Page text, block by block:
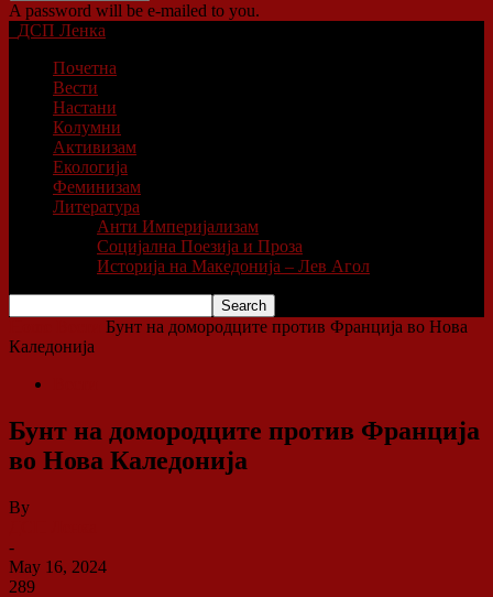
A password will be e-mailed to you.
ДСП Ленка
Почетна
Вести
Настани
Колумни
Активизам
Екологија
Феминизам
Литература
Анти Империјализам
Социјална Поезија и Проза
Историја на Македонија – Лев Агол
Бунт на домородците против Франција во Нова
Каледонија
Бунт на домородците против Франција
во Нова Каледонија
By
-
May 16, 2024
289